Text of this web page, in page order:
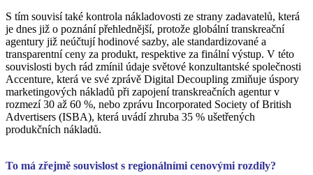
S tím souvisí také kontrola nákladovosti ze strany zadavatelů, která
je dnes již o poznání přehlednější, protože globální transkreační
agentury již neúčtují hodinové sazby, ale standardizované a
transparentní ceny za produkt, respektive za finální výstup. V této
souvislosti bych rád zmínil údaje světové konzultantské společnosti
Accenture, která ve své zprávě Digital Decoupling zmiňuje úspory
marketingových nákladů při zapojení transkreačních agentur v
rozmezí 30 až 60 %, nebo zprávu Incorporated Society of British
Advertisers (ISBA), která uvádí zhruba 35 % ušetřených
produkčních nákladů.
To má zřejmě souvislost s regionálními cenovými rozdíly?